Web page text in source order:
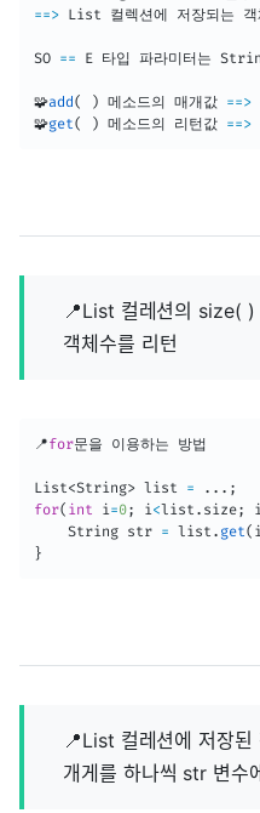
==> List 컬렉션에 저장되는 객
SO == E 타입 파라미터는
🧩add( ) 메소드의 매개값 ==>
🧩get( ) 메소드의 리턴값 ==>
📍List 컬레션의 size( )
객체수를 리턴
📍for문을 이용하는 방법
List<String> list = . . . ;
for( int i =0; i <list . size; i
String str = list . get( i
}
📍List 컬레션에 저장된
개게를 하나씩 str 변수